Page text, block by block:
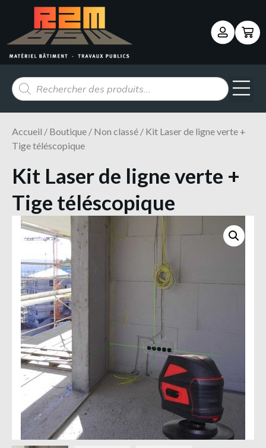
Accueil / Boutique / Non classé / Kit Laser de ligne verte +
Tige téléscopique
Kit Laser de ligne verte +
Tige téléscopique
Panneau de gestion des cookies